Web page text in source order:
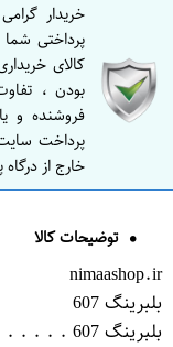
خریدار
پرداختی
کالای
بودن ،
فروشنده و
پرداخت
خارج از
توضیحات کالا
nimaashop.ir
بلبرینگ 607
بلبرینگ 607 . . . . . . . . . . . . . . Bearing 607